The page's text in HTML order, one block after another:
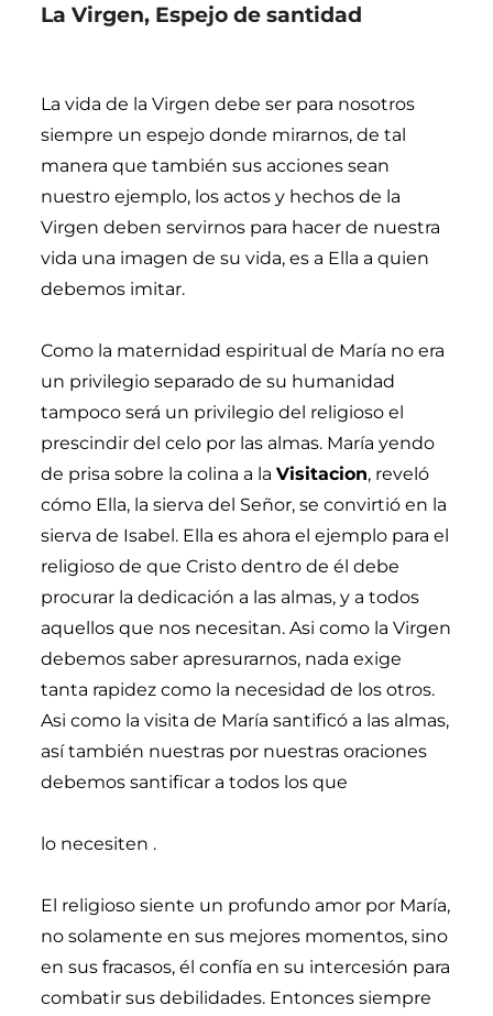
La Virgen, Espejo de santidad
La vida de la Virgen debe ser para nosotros
siempre un espejo donde mirarnos, de tal
manera que también sus acciones sean
nuestro ejemplo, los actos y hechos de la
Virgen deben servirnos para hacer de nuestra
vida una imagen de su vida, es a Ella a quien
debemos imitar.
Como la maternidad espiritual de María no era
un privilegio separado de su humanidad
tampoco será un privilegio del religioso el
prescindir del celo por las almas. María yendo
de prisa sobre la colina a laVisitacion, reveló
cómo Ella, la sierva del Señor, se convirtió en la
sierva de Isabel. Ella es ahora el ejemplo para el
religioso de que Cristo dentro de él debe
procurar la dedicación a las almas, y a todos
aquellos que nos necesitan. Asi como la Virgen
debemos saber apresurarnos, nada exige
tanta rapidez como la necesidad de los otros.
Asi como la visita de María santificó a las almas,
así también nuestras por nuestras oraciones
debemos santificar a todos los que
lo necesiten .
El religioso siente un profundo amor por María,
no solamente en sus mejores momentos, sino
en sus fracasos, él confía en su intercesión para
combatir sus debilidades. Entonces siempre